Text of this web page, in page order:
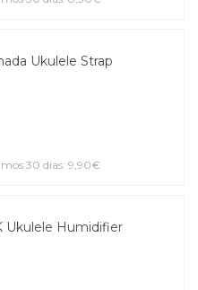
Ukulele Strap
30 días: 9,90€
Ukulele Humidifier